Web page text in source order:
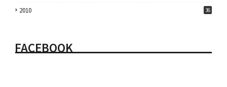
2010 36
FACEBOOK